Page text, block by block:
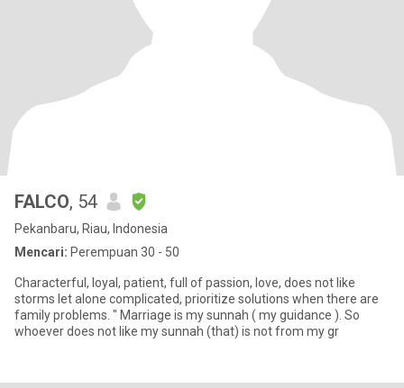
FALCO, 54
Pekanbaru, Riau, Indonesia
Mencari: Perempuan 30 - 50
Characterful, loyal, patient, full of passion, love, does not like
storms let alone complicated, prioritize solutions when there are
family problems. " Marriage is my sunnah ( my guidance ). So
whoever does not like my sunnah (that) is not from my gr